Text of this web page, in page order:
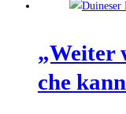
„Wei­ter
che